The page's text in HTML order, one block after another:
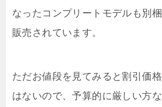
なったコンプリートモデルも別
販売されています。
ただお値段を見てみると割引価
はないので、予算的に厳しい方